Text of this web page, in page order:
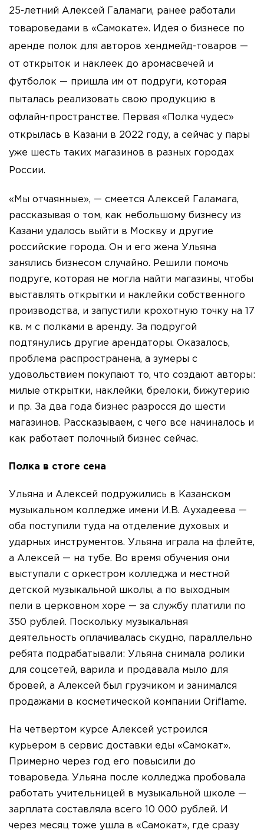
25-летний Алексей Галамаги, ранее работали
товароведами в «Самокате». Идея о бизнесе по
аренде полок для авторов хендмейд-товаров —
от открыток и наклеек до аромасвечей и
футболок — пришла им от подруги, которая
пыталась реализовать свою продукцию в
офлайн-пространстве. Первая «Полка чудес»
открылась в Казани в 2022 году, а сейчас у пары
уже шесть таких магазинов в разных городах
России.
«Мы отчаянные», — смеется Алексей Галамага,
рассказывая о том, как небольшому бизнесу из
Казани удалось выйти в Москву и другие
российские города. Он и его жена Ульяна
занялись бизнесом случайно. Решили помочь
подруге, которая не могла найти магазины, чтобы
выставлять открытки и наклейки собственного
производства, и запустили крохотную точку на 17
кв. м с полками в аренду. За подругой
подтянулись другие арендаторы. Оказалось,
проблема распространена, а зумеры с
удовольствием покупают то, что создают авторы:
милые открытки, наклейки, брелоки, бижутерию
и пр. За два года бизнес разросся до шести
магазинов. Рассказываем, с чего все начиналось и
как работает полочный бизнес сейчас.
Полка в стоге сена
Ульяна и Алексей подружились в Казанском
музыкальном колледже имени И.В. Аухадеева —
оба поступили туда на отделение духовых и
ударных инструментов. Ульяна играла на флейте,
а Алексей — на тубе. Во время обучения они
выступали с оркестром колледжа и местной
детской музыкальной школы, а по выходным
пели в церковном хоре — за службу платили по
350 рублей. Поскольку музыкальная
деятельность оплачивалась скудно, параллельно
ребята подрабатывали: Ульяна снимала ролики
для соцсетей, варила и продавала мыло для
бровей, а Алексей был грузчиком и занимался
продажами в косметической компании Oriflame.
На четвертом курсе Алексей устроился
курьером в сервис доставки еды «Самокат».
Примерно через год его повысили до
товароведа. Ульяна после колледжа пробовала
работать учительницей в музыкальной школе —
зарплата составляла всего 10 000 рублей. И
через месяц тоже ушла в «Самокат», где сразу